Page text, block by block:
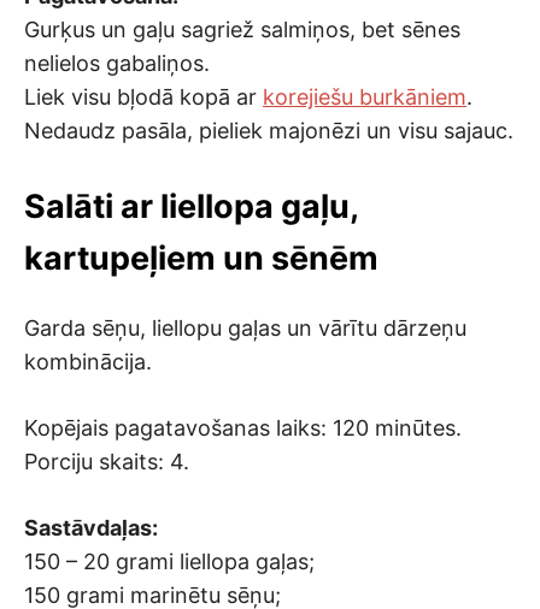
Gurķus un gaļu sagriež salmiņos, bet sēnes
nelielos gabaliņos.
Liek visu bļodā kopā ar korejiešu burkāniem.
Nedaudz pasāla, pieliek majonēzi un visu sajauc.
Salāti ar liellopa gaļu,
kartupeļiem un sēnēm
Garda sēņu, liellopu gaļas un vārītu dārzeņu
kombinācija.
Kopējais pagatavošanas laiks: 120 minūtes.
Porciju skaits: 4.
Sastāvdaļas:
150 – 20 grami liellopa gaļas;
150 grami marinētu sēņu;